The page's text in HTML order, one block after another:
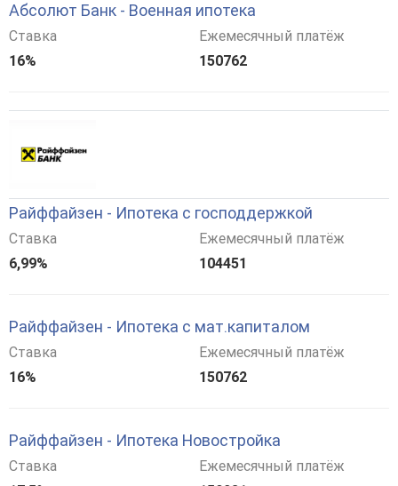
Абсолют Банк - Военная ипотека
Ставка
16%
Ежемесячный платёж
150762
Райффайзен - Ипотека с господдержкой
Ставка
6,99%
Ежемесячный платёж
104451
Райффайзен - Ипотека с мат.капиталом
Ставка
16%
Ежемесячный платёж
150762
Райффайзен - Ипотека Новостройка
Ставка
Ежемесячный платёж